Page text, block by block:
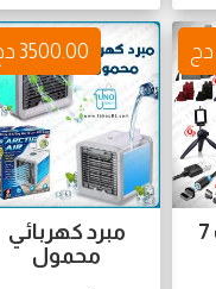
حزمة منتجات 7
مبرد كهربائي
محمول
3500.00 دج